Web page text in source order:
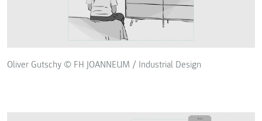
Oliver Gutschy © FH JOANNEUM / Industrial Design